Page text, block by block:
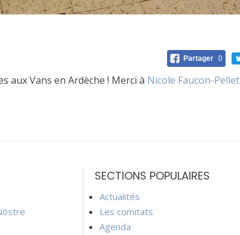
Partager 0
aux Vans en Ardèche ! Merci à Nicole Faucon-Pellet
SECTIONS POPULAIRES
Actualités
Les comitats
Agenda